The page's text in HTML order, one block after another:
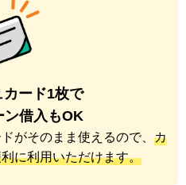
カード1枚で
ン借入もOK
がそのまま使えるので、 カ
に利用いただけます。